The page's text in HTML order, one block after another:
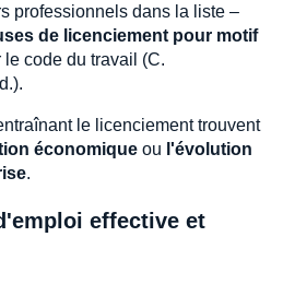
professionnels dans la liste –
de licenciement pour motif
le code du travail (C.
le licenciement trouvent
économique ou l'évolution
.
effective et